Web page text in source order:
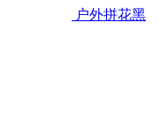
户外拼花黑